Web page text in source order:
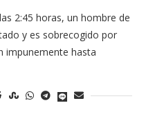
2:45 horas, un hombre de
y es sobrecogido por
impunemente hasta